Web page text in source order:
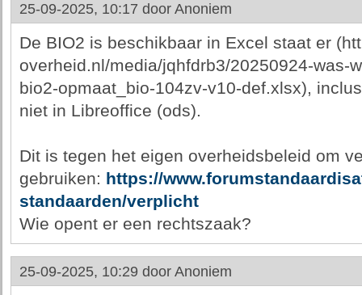
25-09-2025, 10:17 door Anoniem
De BIO2 is beschikbaar in Excel staat er
overheid.nl/media/jqhfdrb3/20250924-was-
bio2-opmaat_bio-104zv-v10-def.xlsx),
niet in Libreoffice (ods).
Dit is tegen het eigen overheidsbeleid om
gebruiken: https://
standaarden/verplicht
Wie opent er een rechtszaak?
25-09-2025, 10:29 door Anoniem